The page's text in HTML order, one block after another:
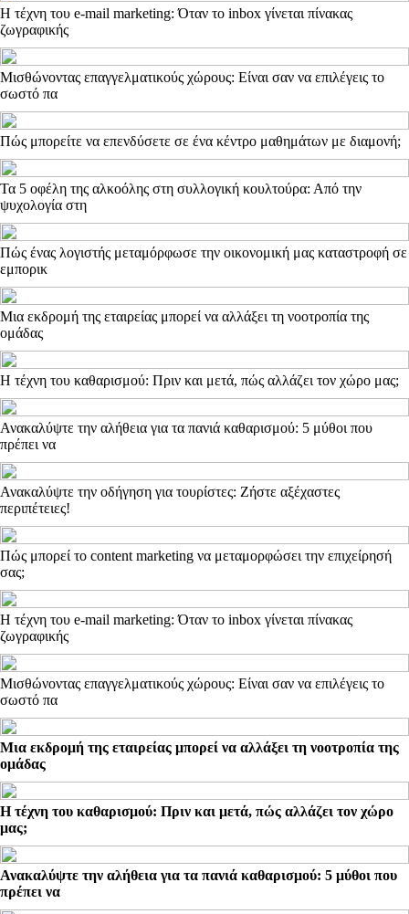
Η τέχνη του e-mail marketing: Όταν το inbox γίνεται πίνακας
ζωγραφικής
Μισθώνοντας επαγγελματικούς χώρους: Είναι σαν να επιλέγεις το
σωστό πα
Πώς μπορείτε να επενδύσετε σε ένα κέντρο μαθημάτων με διαμονή;
Τα 5 οφέλη της αλκοόλης στη συλλογική κουλτούρα: Από την
ψυχολογία στη
Πώς ένας λογιστής μεταμόρφωσε την οικονομική μας καταστροφή σε
εμπορικ
Μια εκδρομή της εταιρείας μπορεί να αλλάξει τη νοοτροπία της
ομάδας
Η τέχνη του καθαρισμού: Πριν και μετά, πώς αλλάζει τον χώρο μας;
Ανακαλύψτε την αλήθεια για τα πανιά καθαρισμού: 5 μύθοι που
πρέπει να
Ανακαλύψτε την οδήγηση για τουρίστες: Ζήστε αξέχαστες
περιπέτειες!
Πώς μπορεί το content marketing να μεταμορφώσει την επιχείρησή
σας;
Η τέχνη του e-mail marketing: Όταν το inbox γίνεται πίνακας
ζωγραφικής
Μισθώνοντας επαγγελματικούς χώρους: Είναι σαν να επιλέγεις το
σωστό πα
Μια εκδρομή της εταιρείας μπορεί να αλλάξει τη νοοτροπία της
ομάδας
Η τέχνη του καθαρισμού: Πριν και μετά, πώς αλλάζει τον χώρο
μας;
Ανακαλύψτε την αλήθεια για τα πανιά καθαρισμού: 5 μύθοι που
πρέπει να